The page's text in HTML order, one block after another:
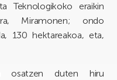
Teknologikoko eraikin
Miramonen; ondo
130 hektareakoa, eta,
osatzen duten hiru